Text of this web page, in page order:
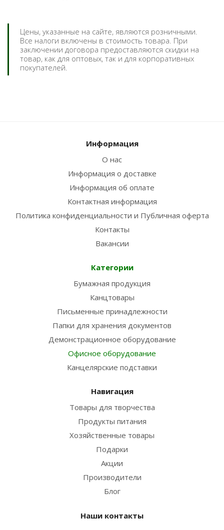
Цены, указанные на сайте, являются розничными.
Все налоги включены в стоимость товара. При
заключении договора предоставляются скидки на
товар, как для оптовых, так и для корпоративных
покупателей.
Информация
О нас
Информация о доставке
Информация об оплате
Контактная информация
Политика конфиденциальности и Публичная оферта
Контакты
Вакансии
Категории
Бумажная продукция
Канцтовары
Письменные принадлежности
Папки для хранения документов
Демонстрационное оборудование
Офисное оборудование
Канцелярские подставки
Навигация
Товары для творчества
Продукты питания
Хозяйственные товары
Подарки
Акции
Производители
Блог
Наши контакты